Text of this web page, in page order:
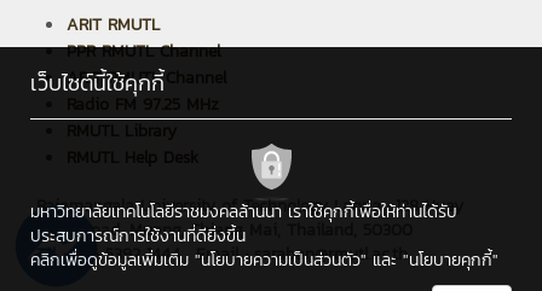
ARIT RMUTL
PPR RMUTL Channel
ARIT RMUTL Channel
Radio FM 97.25 MHz
Rajamangala University of Technology Lanna : 128 Huay
Kaew Road, Muang, Chiang Mai, Thailand, 50300
Tel : +66 5392 1444 , Email : saraban@rmutl.ac.th
เว็บไซต์นี้ใช้คุกกี้
มหาวิทยาลัยเทคโนโลยีราชมงคลล้านนา เราใช้คุกกี้เพื่อให้ท่านได้รับ
ประสบการณ์การใช้งานที่ดียิ่งขึ้น
คลิกเพื่อดูข้อมูลเพิ่มเติม "นโยบายความเป็นส่วนตัว" และ "นโยบายคุกกี้"